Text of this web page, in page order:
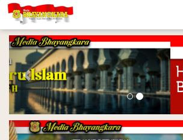
Previous
Previous